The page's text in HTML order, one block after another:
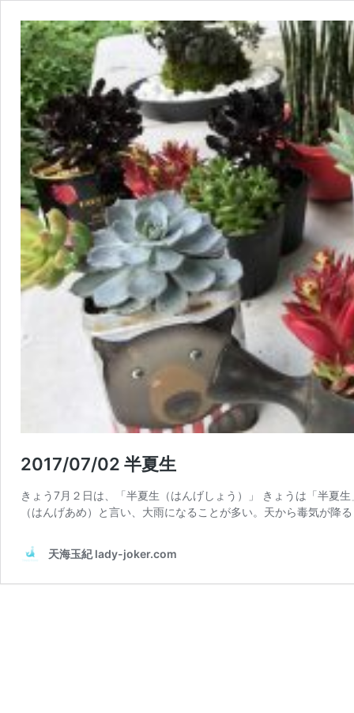
2017/07/02 半夏生
きょう7月２日は、「半夏生（はんげしょう）」 きょうは「半夏
（はんげあめ）と言い、大雨になることが多い。天から毒気が降
天海玉紀 lady-joker.com